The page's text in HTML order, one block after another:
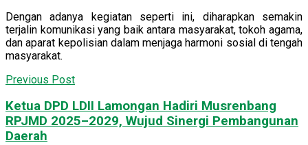
Dengan adanya kegiatan seperti ini, diharapkan semakin
terjalin komunikasi yang baik antara masyarakat, tokoh agama,
dan aparat kepolisian dalam menjaga harmoni sosial di tengah
masyarakat.
Previous Post
Ketua DPD LDII Lamongan Hadiri Musrenbang
RPJMD 2025–2029, Wujud Sinergi Pembangunan
Daerah